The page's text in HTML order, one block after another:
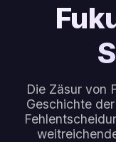
Die Zäsur von
Geschichte